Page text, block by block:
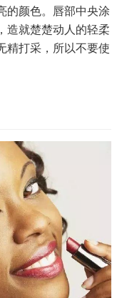
的颜色。唇部中央涂
造就楚楚动人的轻柔
精打采，所以不要使